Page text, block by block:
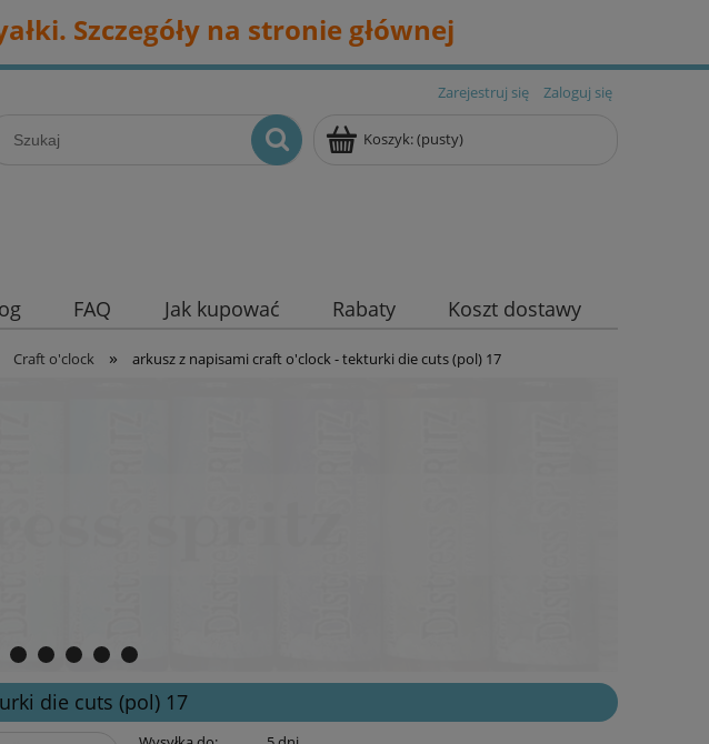
Szczegóły na stronie głównej
Zarejestruj się Zaloguj się
Koszyk:(pusty)
FAQ Jak kupować Rabaty Koszt dostawy
Craft o'clock » arkusz z napisami craft o'clock - tekturki die cuts (pol) 17
die cuts (pol) 17